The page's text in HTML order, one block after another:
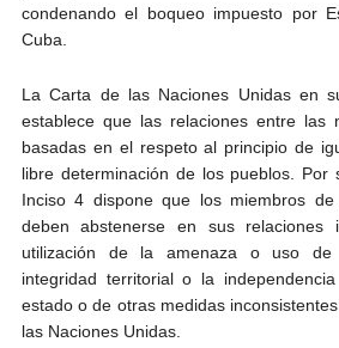
condenando el boqueo impuesto por
Cuba.
La Carta de las Naciones Unidas en
establece que las relaciones entre las
basadas en el respeto al principio de
libre determinación de los pueblos. Por
Inciso 4 dispone que los miembros
deben abstenerse en sus relaciones
utilización de la amenaza o uso
integridad territorial o la
estado o de otras medidas
las Naciones Unidas.